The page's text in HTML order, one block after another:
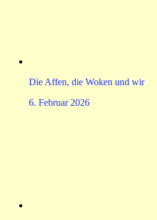
Die Affen, die Woken und wir
6. Februar 2026